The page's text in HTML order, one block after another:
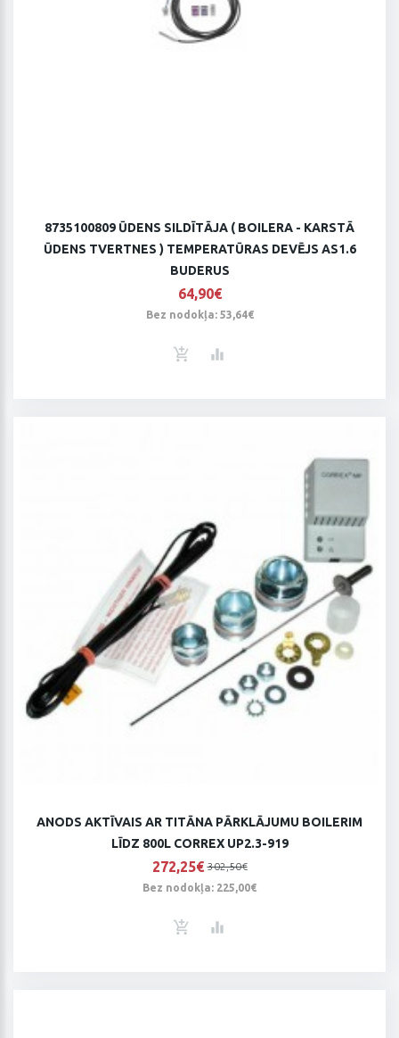
8735100809 ŪDENS SILDĪTĀJA ( BOILERA - KARSTĀ
ŪDENS TVERTNES ) TEMPERATŪRAS DEVĒJS AS1.6
BUDERUS
64,90€
Bez nodokļa: 53,64€
ANODS AKTĪVAIS AR TITĀNA PĀRKLĀJUMU BOILERIM
LĪDZ 800L CORREX UP2.3-919
272,25€ 302,50€
Bez nodokļa: 225,00€